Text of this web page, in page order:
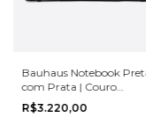
Bauhaus Notebook
com Prata | Couro
Legítimo
R$3.220,00